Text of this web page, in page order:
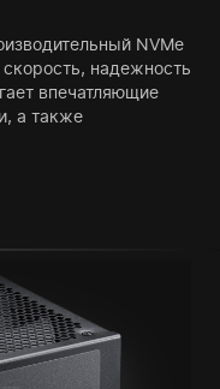
NVMe
надежность
впечатляющие
а также